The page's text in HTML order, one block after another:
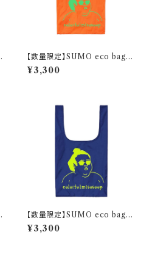
【数量限定】SUMO eco bag /
orange
¥3,300
【数量限定】SUMO eco bag /
marine blue
¥3,300